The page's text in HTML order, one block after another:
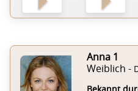
Anna 1
Weiblich -